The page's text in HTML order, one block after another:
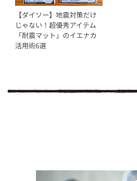
【ダイソー】地震対策だけ
じゃない！超優秀アイテム
「耐震マット」のイエナカ
活用術6選